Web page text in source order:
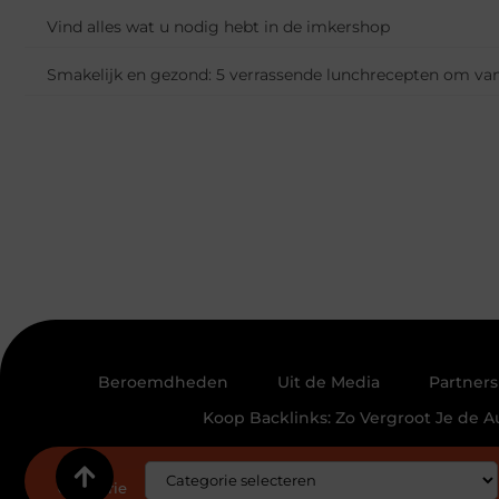
Vind alles wat u nodig hebt in de imkershop
Smakelijk en gezond: 5 verrassende lunchrecepten om
Beroemdheden Uit de Media Partners
Koop Backlinks: Zo Vergroot Je de
Bericht
categorie